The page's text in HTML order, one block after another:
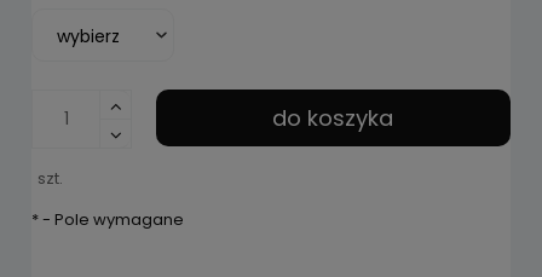
szt.
do koszyka
*- Pole wymagane